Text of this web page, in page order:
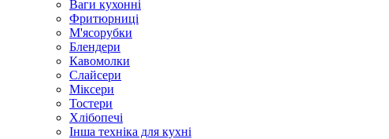
Ваги кухонні
Фритюрниці
М'ясорубки
Блендери
Кавомолки
Слайсери
Міксери
Тостери
Хлібопечі
Інша техніка для кухні